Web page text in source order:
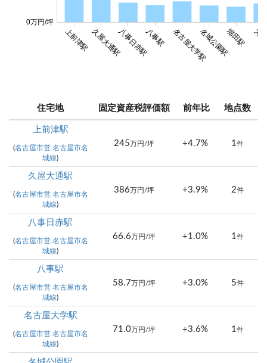
上前津駅久屋大通駅八事日赤駅八事駅 名古屋大学駅名城公園駅堀田駅 大
0万円/坪
住宅地 固定資産税評価額 前年比 地点数
上前津駅
(名古屋市営 名古屋市名
城線)
245万円/坪 +4.7% 1件
久屋大通駅
(名古屋市営 名古屋市名
城線)
386万円/坪 +3.9% 2件
八事日赤駅
(名古屋市営 名古屋市名
城線)
66.6万円/坪 +1.0% 1件
八事駅
(名古屋市営 名古屋市名
城線)
58.7万円/坪 +3.0% 5件
名古屋大学駅
(名古屋市営 名古屋市名
城線)
71.0万円/坪 +3.6% 1件